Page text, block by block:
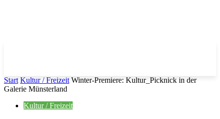
Start Kultur / Freizeit Winter-Premiere: Kultur_Picknick in der
Galerie Münsterland
Kultur / Freizeit